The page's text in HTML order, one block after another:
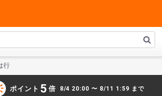
行
ポイント 5 倍 8/4 20:00 〜 8/11 1:59 まで